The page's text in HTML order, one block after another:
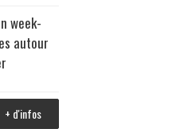
week-
autour
+ d'infos